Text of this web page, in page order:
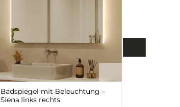
Badspiegel mit Beleuchtung –
Siena links rechts